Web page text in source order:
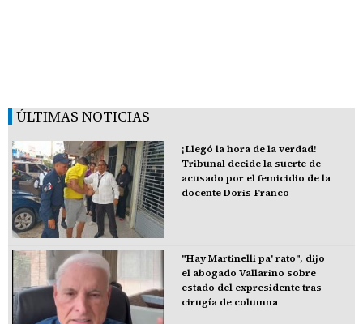
ÚLTIMAS NOTICIAS
¡Llegó la hora de la verdad!
Tribunal decide la suerte de
acusado por el femicidio de la
docente Doris Franco
"Hay Martinelli pa' rato", dijo
el abogado Vallarino sobre
estado del expresidente tras
cirugía de columna